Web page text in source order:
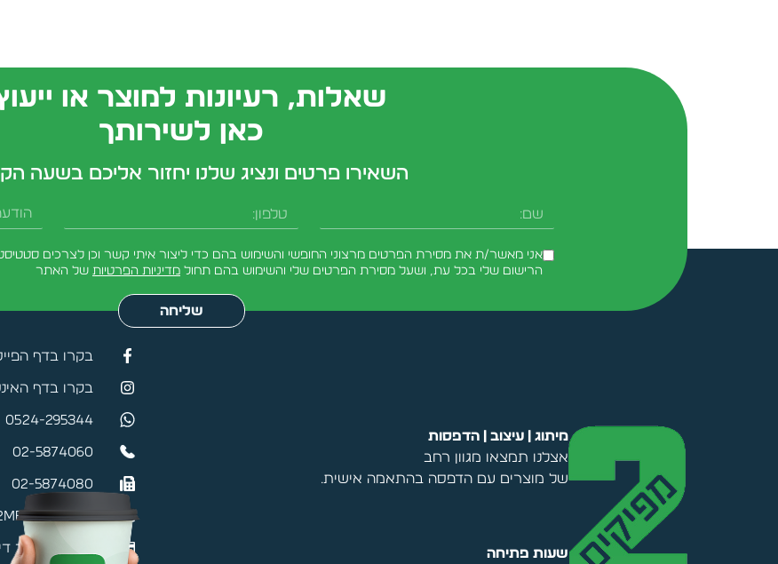
שאלות, רעיונות למוצר או
כאן לשירותך
השאירו פרטים ונציג שלנו יחזור אליכם בשעה
שם טלפון הודעה
אני מאשר/ת את מסירת הפרטים מרצוני החופשי והשימוש בהם כדי ליצור איתי קשר וכן לצרכים
הרישום שלי בכל עת, ושעל מסירת הפרטים שלי והשימוש בהם תחול מדיניות הפרטיות של האתר
שליחה
מיתוג | עיצוב | הדפסות
אצלנו תמצאו מגוון רחב
של מוצרים עם הדפסה בהתאמה אישית.
שעות פתיחה
בקרו בדף
בקרו בדף
0524-295344
02-5874060
02-5874080
כרטיס ביקור